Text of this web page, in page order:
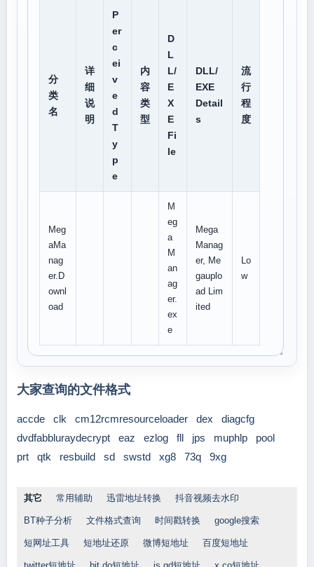
分
类
名
详
细
说
明
P
er
c
ei
v
e
d
T
y
p
e
内
容
类
型
D
L
L/
E
X
E
Fi
le
DLL/
EXE
Detail
s
流
行
程
度
Meg
aMa
nag
er.D
ownl
oad
M
eg
a
M
an
ag
er.
ex
e
Mega
Manag
er, Me
gauplo
ad Lim
ited
Lo
w
大家查询的文件格式
accde clk cm12rcmresourceloader dex
diagcfg
dvdfabbluraydecrypt
eaz ezlog fll jps muphlp
pool
prt
qtk resbuild sd swstd xg8 73q 9xg
其它 常用辅助 迅雷地址转换 抖音视频去水印
BT种子分析 文件格式查询 时间戳转换 google搜索
短网址工具 短地址还原 微博短地址 百度短地址